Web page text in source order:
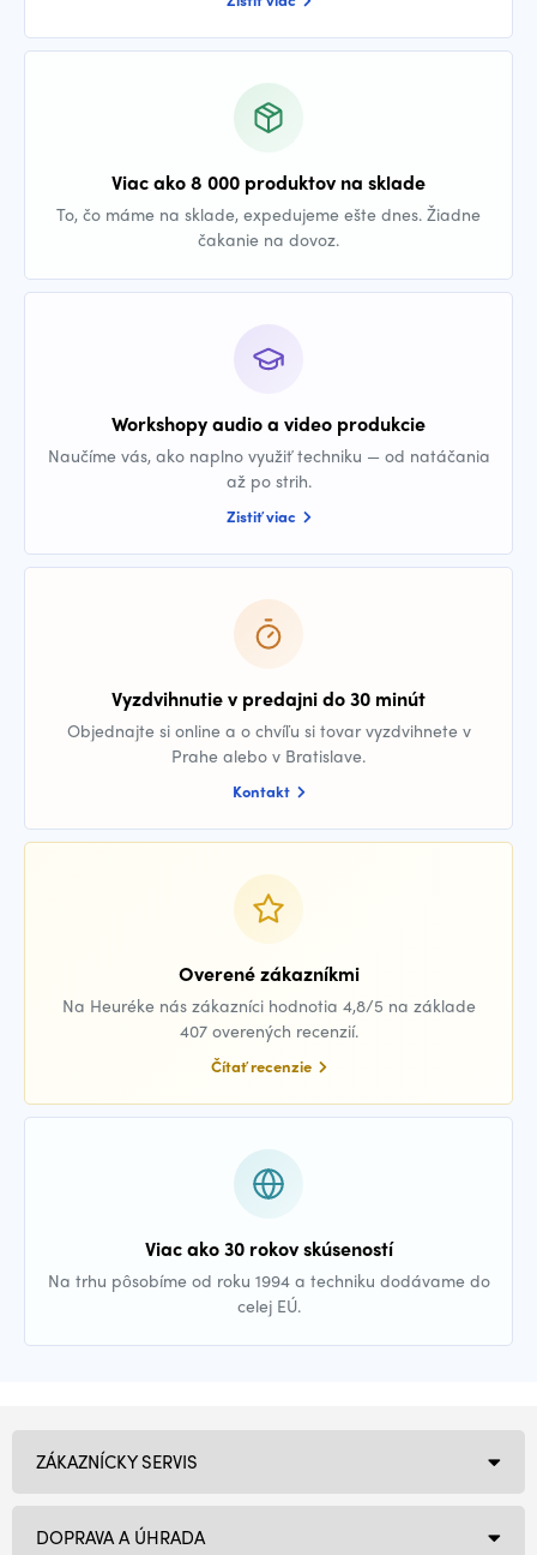
Viac ako 8 000 produktov na sklade
To, čo máme na sklade, expedujeme ešte dnes. Žiadne
čakanie na dovoz.
Workshopy audio a video produkcie
Naučíme vás, ako naplno využiť techniku — od natáčania
až po strih.
Zistiť viac
Vyzdvihnutie v predajni do 30 minút
Objednajte si online a o chvíľu si tovar vyzdvihnete v
Prahe alebo v Bratislave.
Kontakt
Overené zákazníkmi
Na Heuréke nás zákazníci hodnotia 4,8/5 na základe
407 overených recenzií.
Čítať recenzie
Viac ako 30 rokov skúseností
Na trhu pôsobíme od roku 1994 a techniku dodávame do
celej EÚ.
ZÁKAZNÍCKY SERVIS
DOPRAVA A ÚHRADA